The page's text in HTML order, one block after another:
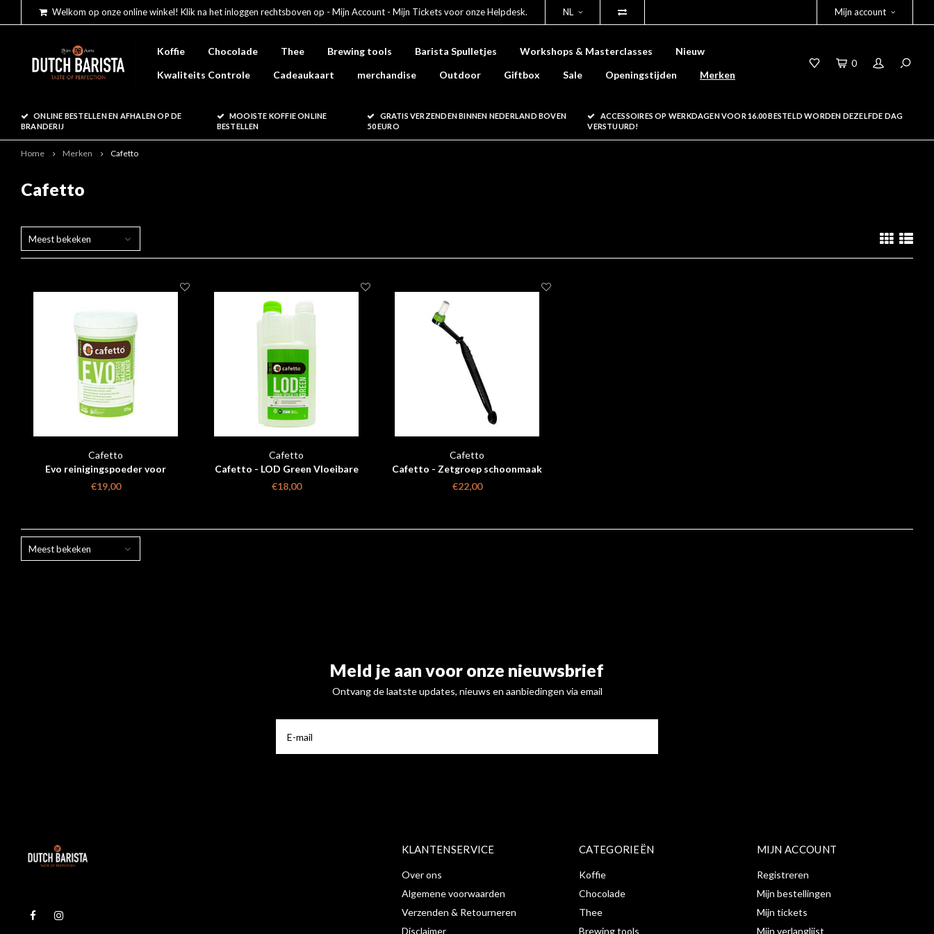
Welkom op onze online winkel! Klik na het inloggen rechtsboven op - Mijn Account - Mijn Tickets voor onze Helpdesk. NL Mijn account
Koffie Chocolade Thee Brewing tools Barista Spulletjes Workshops & Masterclasses
Nieuw
Kwaliteits Controle
Cadeaukaart merchandise Outdoor Giftbox Sale Openingstijden Merken
0
ONLINE BESTELLEN EN AFHALEN OP DE
BRANDERIJ
MOOISTE KOFFIE ONLINE
BESTELLEN
GRATIS VERZENDEN BINNEN NEDERLAND BOVEN
50 EURO
ACCESSOIRES OP WERKDAGEN VOOR 16.00 BESTELD WORDEN DEZELFDE DAG
VERSTUURD!
Home Merken Cafetto
Cafetto
Meest bekeken
Cafetto
Evo reinigingspoeder voor
espressomachine
€19,00
Cafetto
Cafetto - LOD Green Vloeibare
ontkalker 1l
€18,00
Cafetto
Cafetto - Zetgroep schoonmaak
borstel Zwart
€22,00
Meest bekeken
Meld je aan voor onze nieuwsbrief
Ontvang de laatste updates, nieuws en aanbiedingen via email
KLANTENSERVICE
Over ons
Algemene voorwaarden
Verzenden & Retourneren
Disclaimer
CATEGORIEËN
Koffie
Chocolade
Thee
Brewing tools
MIJN ACCOUNT
Registreren
Mijn bestellingen
Mijn tickets
Mijn verlanglijst